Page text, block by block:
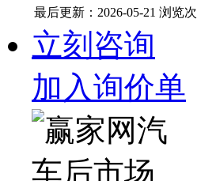
最后更新：2026-05-21 浏览次
立刻咨询
加入询价单